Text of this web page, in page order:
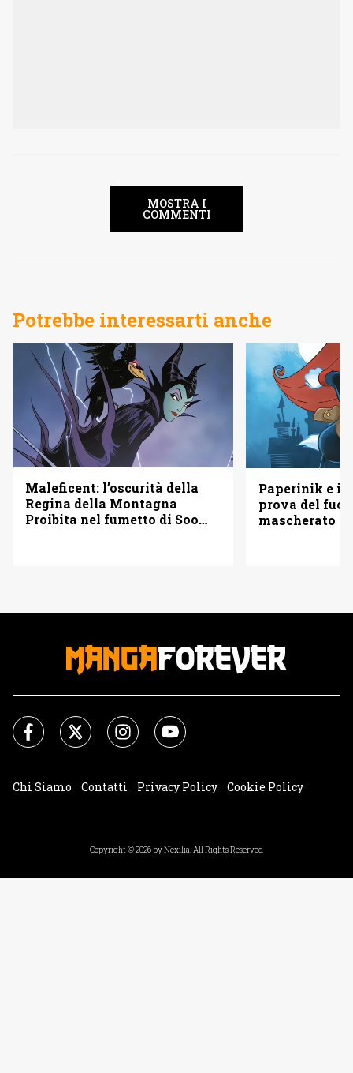
MOSTRA I
COMMENTI
Potrebbe interessarti anche
Maleficent: l’oscurità della
Regina della Montagna
Proibita nel fumetto di Soo
Paperinik e i
prova del
mascherato
Chi Siamo Contatti Privacy Policy
Cookie Policy
Copyright © 2026 by Nexilia. All Rights Reserved